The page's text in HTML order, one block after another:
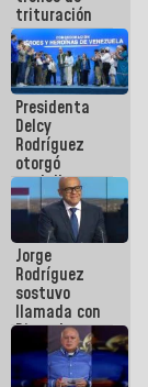
trituración
para
optimizar
manejo de
escombros
en La Guaira
Presidenta
Delcy
Rodríguez
otorgó
medalla
"Héroe de
Venezuela"
a servidores
públicos
Jorge
Rodríguez
sostuvo
llamada con
Dinorah
Figuera y
acuerdan